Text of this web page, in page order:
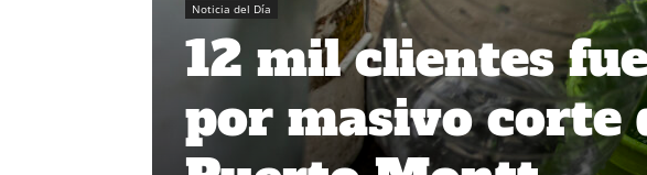
Noticia del Día
12 mil clientes
por masivo corte